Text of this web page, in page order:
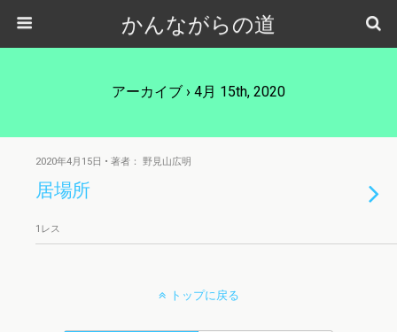
かんながらの道
アーカイブ › 4月 15th, 2020
2020年4月15日 • 著者： 野見山広明
居場所
1レス
トップに戻る